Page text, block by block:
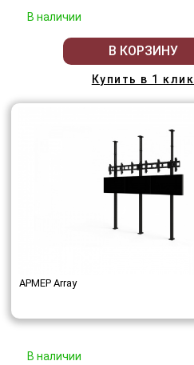
В наличии
В КОРЗИНУ
Купить в 1 клик
АРМЕР Array
В наличии